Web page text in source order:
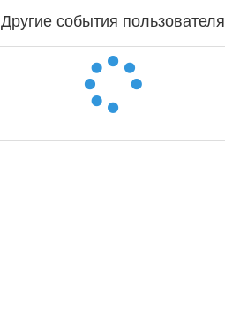
Другие события пользователя